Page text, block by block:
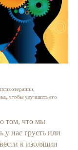
чтобы улучшить его
том, что мы
у нас грусть или
к изоляции